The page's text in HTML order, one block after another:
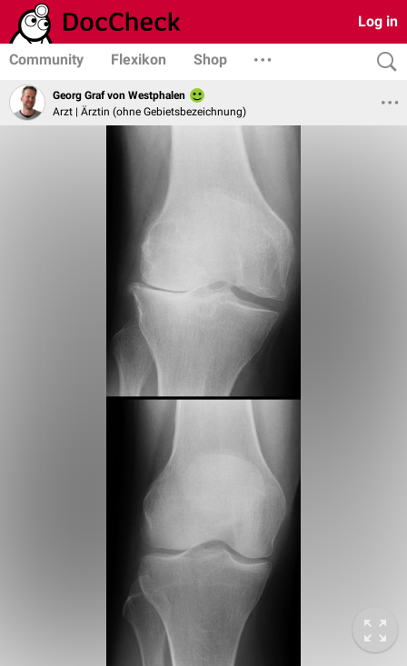
Log in
Community Flexikon Shop
Georg Graf von Westphalen
Arzt | Ärztin (ohne Gebietsbezeichnung)